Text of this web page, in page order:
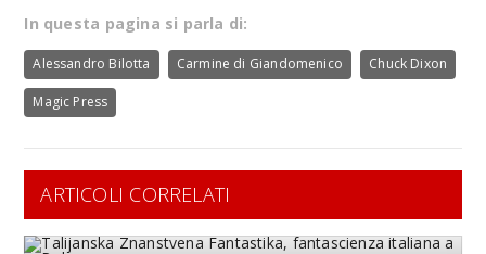
In questa pagina si parla di:
Alessandro Bilotta Carmine di Giandomenico Chuck Dixon
Magic Press
ARTICOLI CORRELATI